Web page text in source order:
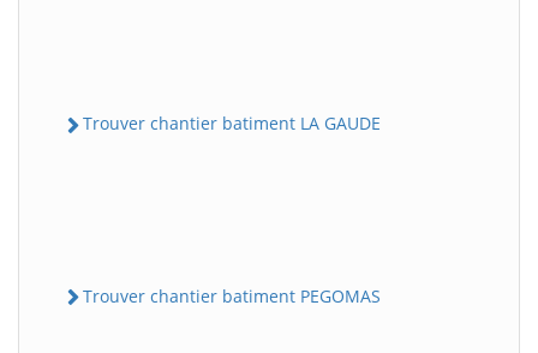
Trouver chantier batiment LA GAUDE
Trouver chantier batiment PEGOMAS